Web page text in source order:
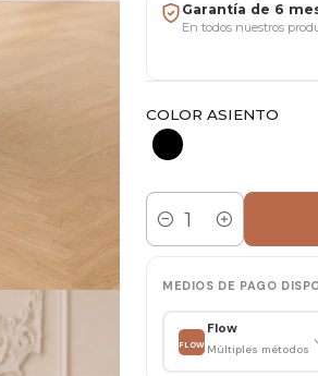
Ancho: 44 cm
Profundidad: 54 cm
Formato: Plegable
Ideal para
Eventos
Restaurante
Garantía de 6
En todos nuestros
COLOR ASIENTO
Cantidad
MEDIOS DE PAGO
FLOW
Flow
Múltiples métodos